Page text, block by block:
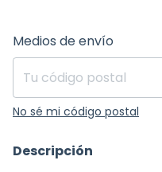
Entregas para el CP:
Medios de envío
No sé mi código postal
Descripción